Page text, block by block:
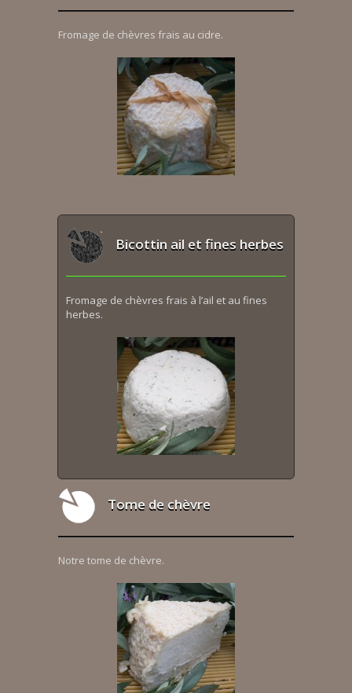
Fromage de chèvres frais au cidre.
Bicottin ail et fines herbes
Fromage de chèvres frais à l’ail et au fines
herbes.
Tome de chèvre
Notre tome de chèvre.